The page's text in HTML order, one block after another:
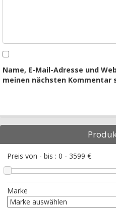
Name, E-Mail-Adresse und
meinen nächsten Kommentar
Preis von - bis : 0 - 3599 €
Marke